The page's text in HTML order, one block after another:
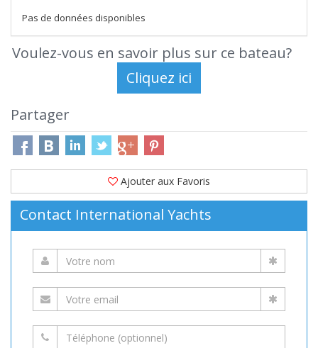
Pas de données disponibles
Voulez-vous en savoir plus sur ce bateau?
Partager
Ajouter aux Favoris
Contact International Yachts